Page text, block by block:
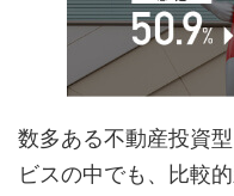
数多ある不動産投資
ビスの中でも、比較